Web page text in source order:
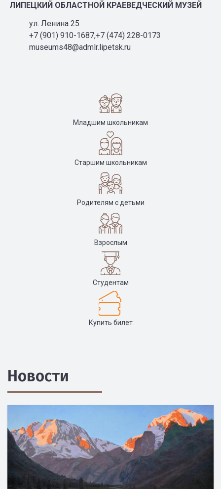
ЛИПЕЦКИЙ ОБЛАСТНОЙ КРАЕВЕДЧЕСКИЙ МУЗЕЙ
ул. Ленина 25
+7 (901) 910-1687,+7 (474) 228-0173
museums48@admlr.lipetsk.ru
Младшим школьникам
Старшим школьникам
Родителям с детьми
Взрослым
Студентам
Купить билет
Новости